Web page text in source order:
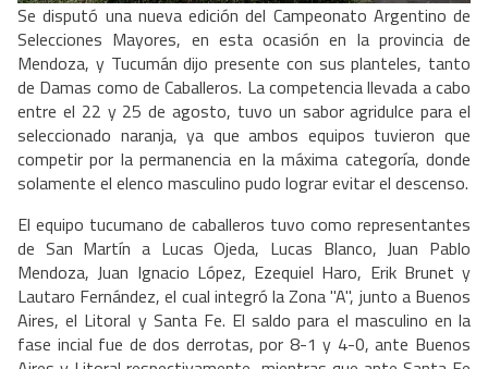
Se disputó una nueva edición del Campeonato Argentino de
Selecciones Mayores, en esta ocasión en la provincia de
Mendoza, y Tucumán dijo presente con sus planteles, tanto
de Damas como de Caballeros. La competencia llevada a cabo
entre el 22 y 25 de agosto, tuvo un sabor agridulce para el
seleccionado naranja, ya que ambos equipos tuvieron que
competir por la permanencia en la máxima categoría, donde
solamente el elenco masculino pudo lograr evitar el descenso.
El equipo tucumano de caballeros tuvo como representantes
de San Martín a Lucas Ojeda, Lucas Blanco, Juan Pablo
Mendoza, Juan Ignacio López, Ezequiel Haro, Erik Brunet y
Lautaro Fernández, el cual integró la Zona "A", junto a Buenos
Aires, el Litoral y Santa Fe. El saldo para el masculino en la
fase incial fue de dos derrotas, por 8-1 y 4-0, ante Buenos